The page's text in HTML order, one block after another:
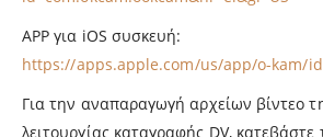
APP για iOS συσκευή:
https://apps.apple.com/us/app/o-kam/
Για την αναπαραγωγή αρχείων βίντεο
λειτουργίας καταγραφής DV,